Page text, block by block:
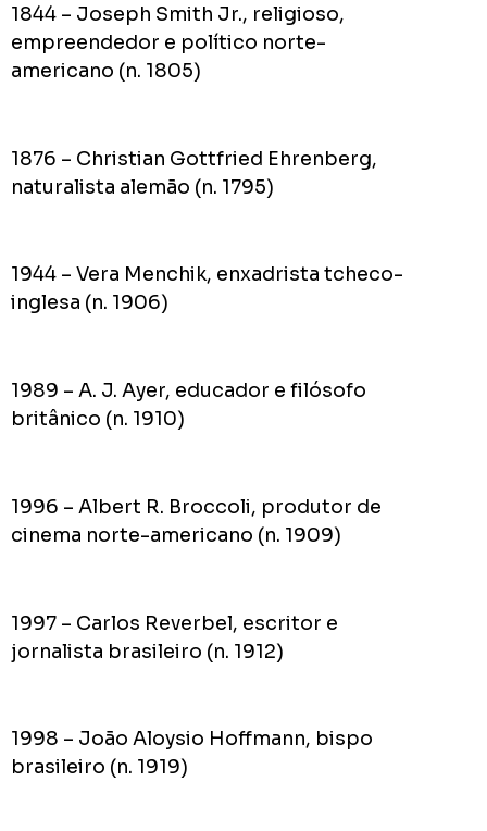
1844 – Joseph Smith Jr., religioso,
empreendedor e político norte-
americano (n. 1805)
1876 – Christian Gottfried Ehrenberg,
naturalista alemão (n. 1795)
1944 – Vera Menchik, enxadrista tcheco-
inglesa (n. 1906)
1989 – A. J. Ayer, educador e filósofo
britânico (n. 1910)
1996 – Albert R. Broccoli, produtor de
cinema norte-americano (n. 1909)
1997 – Carlos Reverbel, escritor e
jornalista brasileiro (n. 1912)
1998 – João Aloysio Hoffmann, bispo
brasileiro (n. 1919)